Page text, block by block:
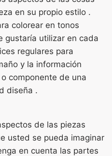
en su propio estilo .
colorear en tonos
gustaría utilizar en cada
regulares para
y la información
componente de una
diseña .
de las piezas
usted se pueda imaginar
en cuenta las partes